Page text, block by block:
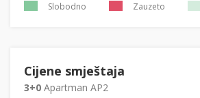
Slobodno Zauzeto
Cijene smještaja
3+0 Apartman AP2